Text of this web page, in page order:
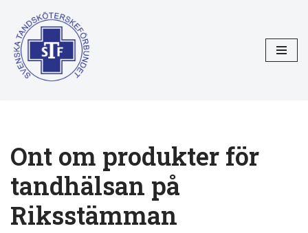
Hoppa
till
innehåll
Ont om produkter för
tandhälsan på
Riksstämman